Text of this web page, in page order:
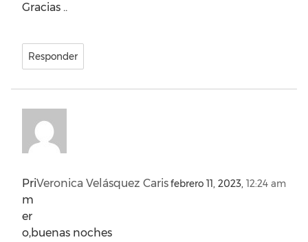
Gracias ..
Responder
Veronica Velásquez Carisfebrero 11, 2023, 12:24 am
Pri
m
er
o,buenas noches